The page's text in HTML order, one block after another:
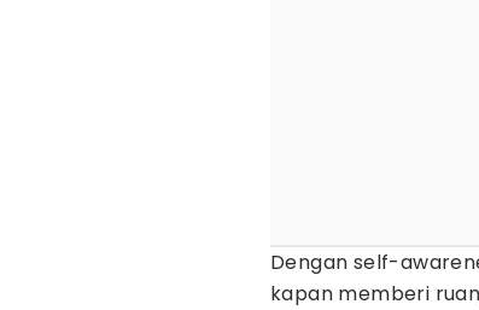
Dengan self-
kapan memberi